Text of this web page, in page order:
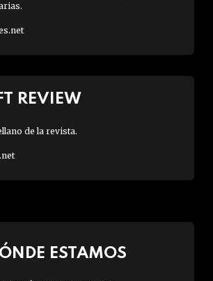
REVIEW
de la revista.
ESTAMOS